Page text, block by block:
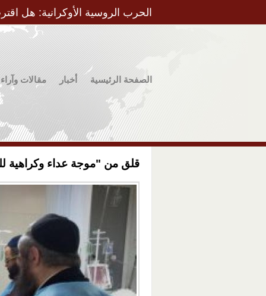
الحرب الروسية الأوكرانية: هل
الصفحة الرئيسية أخبار مقالات وآراء
قلق من "موجة عداء وكراهية